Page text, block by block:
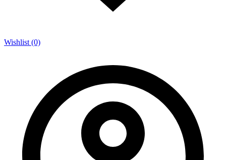
Wishlist (0)